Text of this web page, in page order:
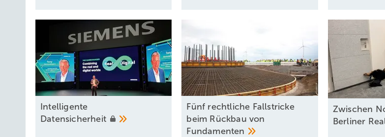
Intel ligente
Datensicherheit
Fünf rechtliche Fallstricke
beim Rückbau von
Fundamenten
Zwischen
Berliner